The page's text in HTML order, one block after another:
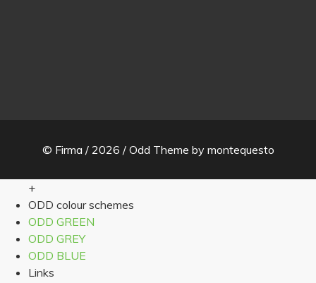
© Firma / 2026 / Odd Theme by montequesto
+
ODD colour schemes
ODD GREEN
ODD GREY
ODD BLUE
Links